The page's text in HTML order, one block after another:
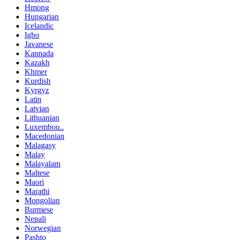
Hmong
Hungarian
Icelandic
Igbo
Javanese
Kannada
Kazakh
Khmer
Kurdish
Kyrgyz
Latin
Latvian
Lithuanian
Luxembou..
Macedonian
Malagasy
Malay
Malayalam
Maltese
Maori
Marathi
Mongolian
Burmese
Nepali
Norwegian
Pashto